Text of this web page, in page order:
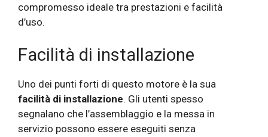
compromesso ideale tra prestazioni e facilità
d’uso.
Facilità di installazione
Uno dei punti forti di questo motore è la sua
facilità di installazione. Gli utenti spesso
segnalano che l’assemblaggio e la messa in
servizio possono essere eseguiti senza